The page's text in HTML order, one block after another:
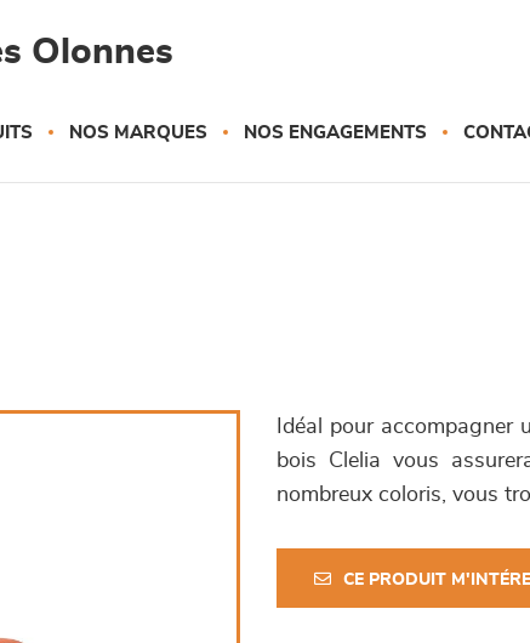
Olonnes
NOS MARQUES NOS ENGAGEMENTS
Idéal pour accompagner
bois Clelia vous
nombreux coloris, vous
CE PRODUIT